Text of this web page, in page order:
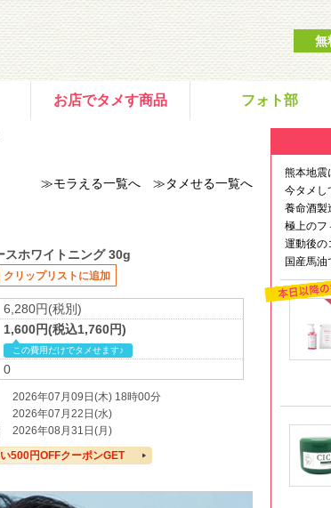
無
お店でタメす商品 フォト部
≫モラえる一覧へ ≫タメせる一覧へ
スホワイトニング 30g
クリップリストに追加
6,280円(税別)
1,600円(税込1,760円)
この費用だけでタメせます♪
0
2026年07月09日(木) 18時00分
2026年07月22日(水)
2026年08月31日(月)
500円OFFクーポンGET
熊本地震
今タメし
養命酒製
極上のフ
運動後の
国産馬油